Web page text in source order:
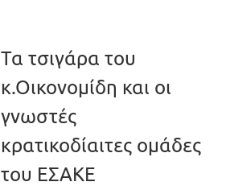
Τα τσιγάρα του
κ.Οικονομίδη και οι
γνωστές
κρατικοδίαιτες ομάδες
του ΕΣΑΚΕ